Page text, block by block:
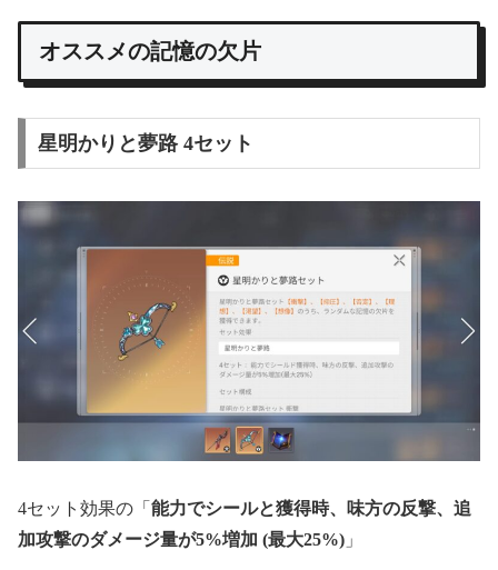
オススメの記憶の欠片
星明かりと夢路 4セット
4セット効果の「 能力でシールと獲得時、味方の反撃、追
加攻撃のダメージ量が5%増加 (最大25%) 」